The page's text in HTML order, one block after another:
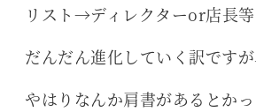
リスト→ディレクターor店長等
だんだん進化していく訳ですが
やはりなんか肩書があるとか